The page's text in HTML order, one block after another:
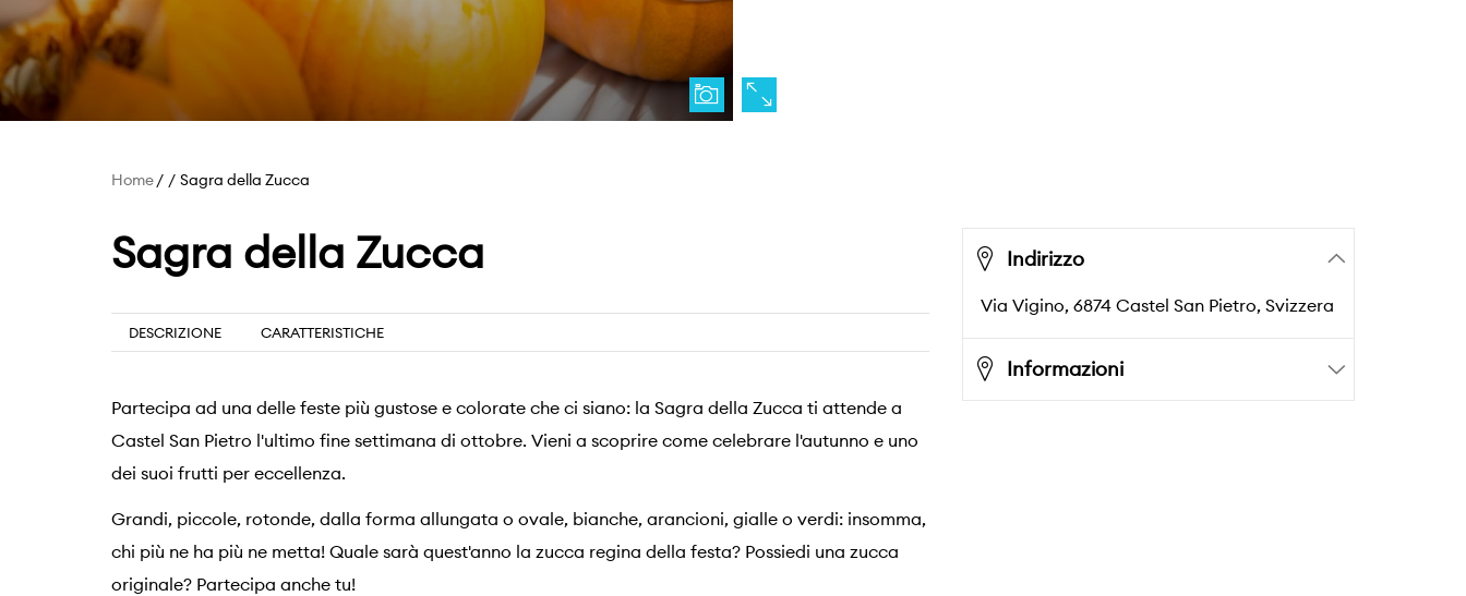
Home Sagra della Zucca
Sagra della Zucca Indirizzo
Via Vigino, 6874 Castel San Pietro, Svizzera
Informazioni
DESCRIZIONE CARATTERISTICHE
Partecipa ad una delle feste più gustose e colorate che ci siano: la Sagra della Zucca ti attende a
Castel San Pietro l'ultimo fine settimana di ottobre. Vieni a scoprire come celebrare l'autunno e uno
dei suoi frutti per eccellenza.
Grandi, piccole, rotonde, dalla forma allungata o ovale, bianche, arancioni, gialle o verdi: insomma,
chi più ne ha più ne metta! Quale sarà quest'anno la zucca regina della festa? Possiedi una zucca
originale? Partecipa anche tu!